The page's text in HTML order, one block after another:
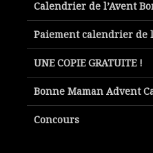
Calendrier de l’Avent
Paiement calendrier de
UNE COPIE GRATUITE !
Bonne Maman Advent
Concours